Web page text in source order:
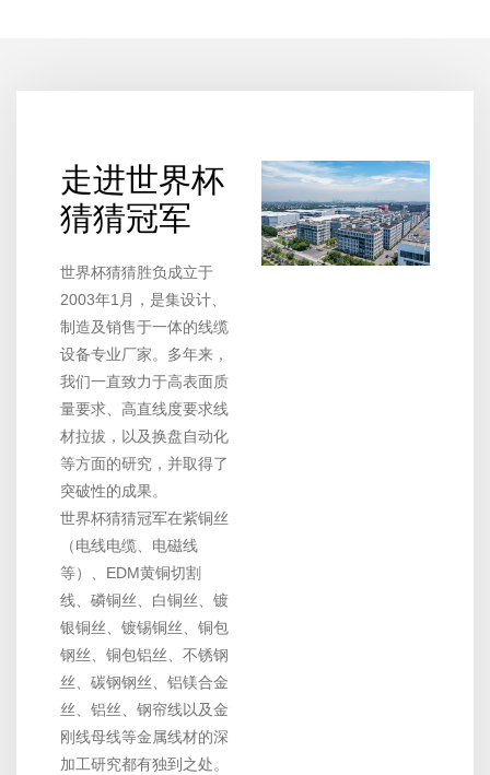
走进世界杯
猜猜冠军
世界杯猜猜胜负成立于
2003年1月，是集设计、
制造及销售于一体的线缆
设备专业厂家。多年来，
我们一直致力于高表面质
量要求、高直线度要求线
材拉拔，以及换盘自动化
等方面的研究，并取得了
突破性的成果。
世界杯猜猜冠军在紫铜丝
（电线电缆、电磁线
等）、EDM黄铜切割
线、磷铜丝、白铜丝、镀
银铜丝、镀锡铜丝、铜包
钢丝、铜包铝丝、不锈钢
丝、碳钢钢丝、铝镁合金
丝、铝丝、钢帘线以及金
刚线母线等金属线材的深
加工研究都有独到之处。